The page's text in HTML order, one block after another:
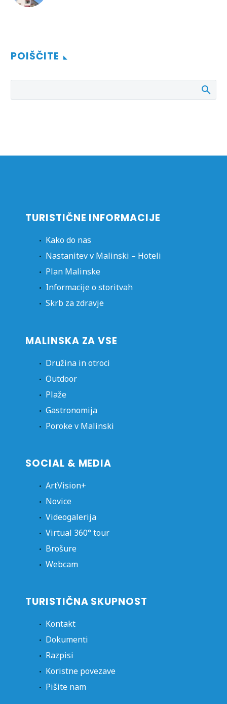
POIŠČITE
TURISTIČNE INFORMACIJE
Kako do nas
Nastanitev v Malinski – Hoteli
Plan Malinske
Informacije o storitvah
Skrb za zdravje
MALINSKA ZA VSE
Družina in otroci
Outdoor
Plaže
Gastronomija
Poroke v Malinski
SOCIAL & MEDIA
ArtVision+
Novice
Videogalerija
Virtual 360° tour
Brošure
Webcam
TURISTIČNA SKUPNOST
Kontakt
Dokumenti
Razpisi
Koristne povezave
Pišite nam